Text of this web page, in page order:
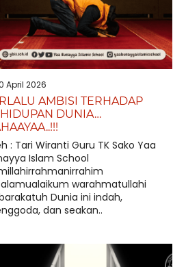
April 2026
AMBISI TERHADAP
DUNIA…
: Tari Wiranti Guru TK Sako Yaa
Islam School
warahmatullahi
Dunia ini indah,
dan seakan..